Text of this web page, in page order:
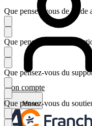
Mon compte
Menu
Que pensez-vous de l'aide
Que pensez-vous du
Que pensez-vous du
Que pensez-vous du